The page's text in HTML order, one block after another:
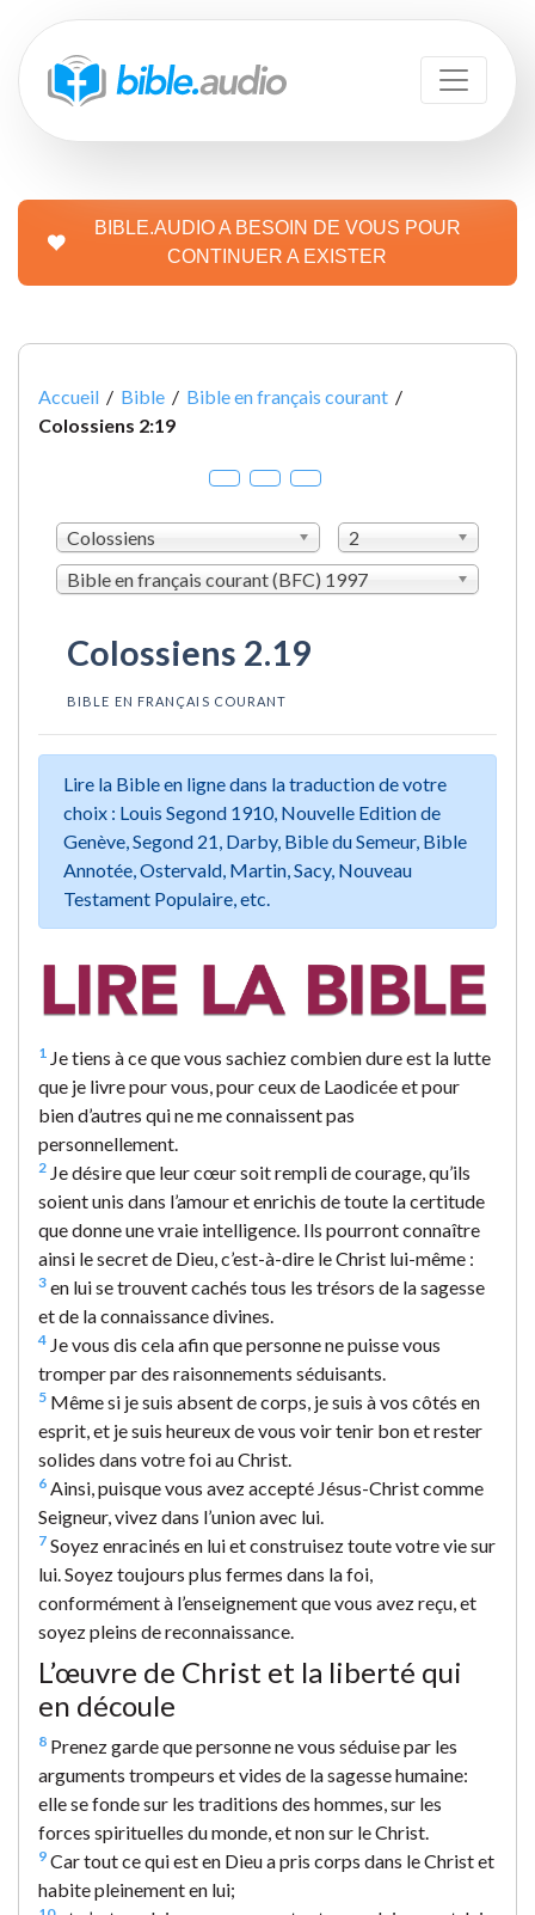
BIBLE.AUDIO A BESOIN DE VOUS POUR
CONTINUER A EXISTER
Accueil / Bible / Bible en français courant /
Colossiens 2:19
Colossiens
2
Bible en français courant (BFC) 1997
Colossiens 2.19
BIBLE EN FRANÇAIS COURANT
Lire la Bible en ligne dans la traduction de votre
choix : Louis Segond 1910, Nouvelle Edition de
Genève, Segond 21, Darby, Bible du Semeur, Bible
Annotée, Ostervald, Martin, Sacy, Nouveau
Testament Populaire, etc.
1 Je tiens à ce que vous sachiez combien dure est la lutte
que je livre pour vous, pour ceux de Laodicée et pour
bien d’autres qui ne me connaissent pas
personnellement.
2 Je désire que leur cœur soit rempli de courage, qu’ils
soient unis dans l’amour et enrichis de toute la certitude
que donne une vraie intelligence. Ils pourront connaître
ainsi le secret de Dieu, c’est-à-dire le Christ lui-même :
3 en lui se trouvent cachés tous les trésors de la sagesse
et de la connaissance divines.
4 Je vous dis cela afin que personne ne puisse vous
tromper par des raisonnements séduisants.
5 Même si je suis absent de corps, je suis à vos côtés en
esprit, et je suis heureux de vous voir tenir bon et rester
solides dans votre foi au Christ.
6 Ainsi, puisque vous avez accepté Jésus-Christ comme
Seigneur, vivez dans l’union avec lui.
7 Soyez enracinés en lui et construisez toute votre vie sur
lui. Soyez toujours plus fermes dans la foi,
conformément à l’enseignement que vous avez reçu, et
soyez pleins de reconnaissance.
L’œuvre de Christ et la liberté qui
en découle
8 Prenez garde que personne ne vous séduise par les
arguments trompeurs et vides de la sagesse humaine:
elle se fonde sur les traditions des hommes, sur les
forces spirituelles du monde, et non sur le Christ.
9 Car tout ce qui est en Dieu a pris corps dans le Christ et
habite pleinement en lui;